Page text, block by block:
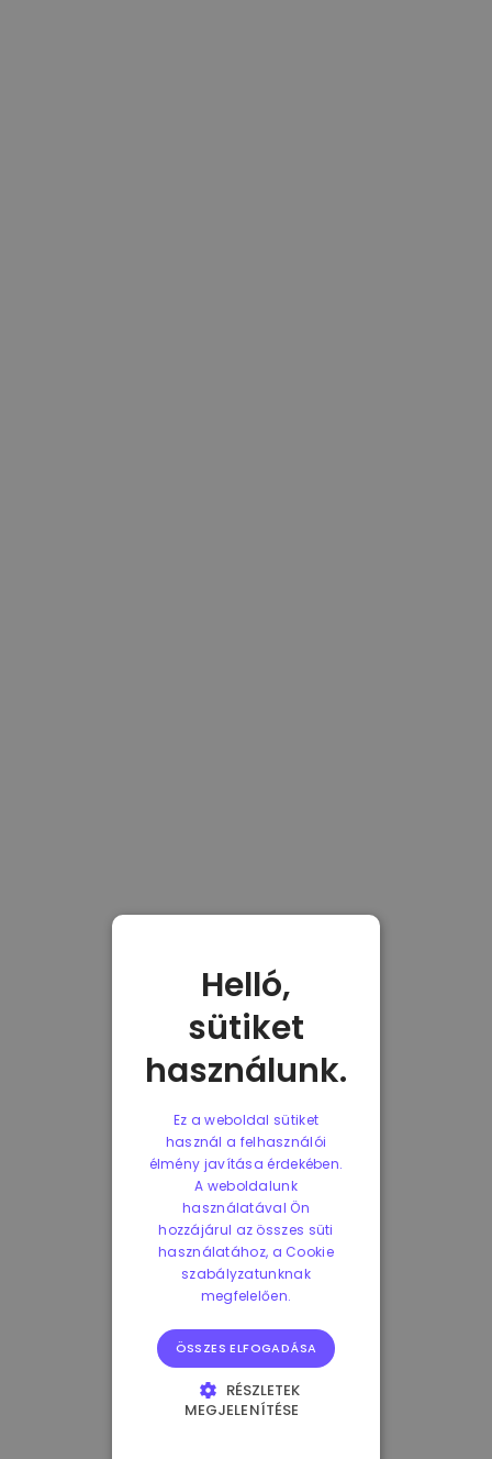
Helló,
sütiket
használunk.
Ez a weboldal sütiket
használ a felhasználói
élmény javítása érdekében.
A weboldalunk
használatával Ön
hozzájárul az összes süti
használatához, a Cookie
szabályzatunknak
megfelelően.
ÖSSZES ELFOGADÁSA
RÉSZLETEK
MEGJELENÍTÉSE